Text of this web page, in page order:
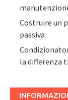
Costruire un
passiva
la differenza